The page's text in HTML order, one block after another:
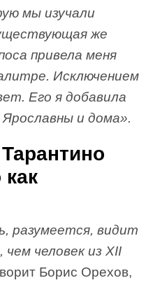
мы изучали
же
привела меня
Исключением
Его я добавила
и дома».
разумеется, видит
чем человек из XII
Борис Орехов,